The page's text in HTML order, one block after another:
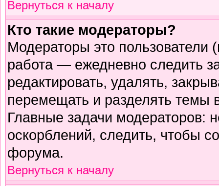
Вернуться к началу
Кто такие модераторы?
Модераторы это пользователи
работа — ежедневно следить
редактировать, удалять,
перемещать и разделять темы
Главные задачи модераторов:
оскорблений, следить, чтобы
форума.
Вернуться к началу